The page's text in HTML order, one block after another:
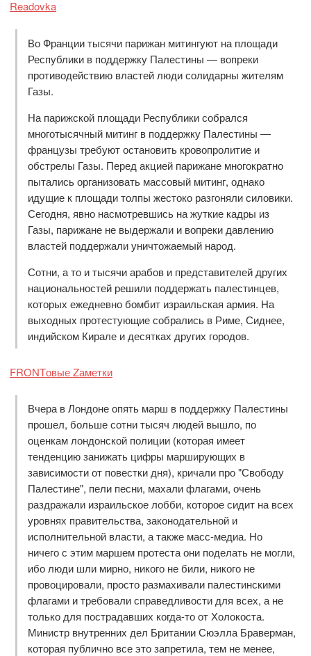
Readovka
Во Франции тысячи парижан митингуют на площади
Республики в поддержку Палестины — вопреки
противодействию властей люди солидарны жителям
Газы.
На парижской площади Республики собрался
многотысячный митинг в поддержку Палестины —
французы требуют остановить кровопролитие и
обстрелы Газы. Перед акцией парижане многократно
пытались организовать массовый митинг, однако
идущие к площади толпы жестоко разгоняли силовики.
Сегодня, явно насмотревшись на жуткие кадры из
Газы, парижане не выдержали и вопреки давлению
властей поддержали уничтожаемый народ.
Сотни, а то и тысячи арабов и представителей других
национальностей решили поддержать палестинцев,
которых ежедневно бомбит израильская армия. На
выходных протестующие собрались в Риме, Сиднее,
индийском Кирале и десятках других городов.
FRONTовые Zаметки
Вчера в Лондоне опять марш в поддержку Палестины
прошел, больше сотни тысяч людей вышло, по
оценкам лондонской полиции (которая имеет
тенденцию занижать цифры марширующих в
зависимости от повестки дня), кричали про "Свободу
Палестине", пели песни, махали флагами, очень
раздражали израильское лобби, которое сидит на всех
уровнях правительства, законодательной и
исполнительной власти, а также масс-медиа. Но
ничего с этим маршем протеста они поделать не могли,
ибо люди шли мирно, никого не били, никого не
провоцировали, просто размахивали палестинскими
флагами и требовали справедливости для всех, а не
только для пострадавших когда-то от Холокоста.
Министр внутренних дел Британии Сюэлла Браверман,
которая публично все это запретила, тем не менее,